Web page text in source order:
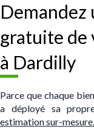
Demandez
gratuite
à Dardilly
Parce que chaque
a déployé sa
estimation sur-mesure.